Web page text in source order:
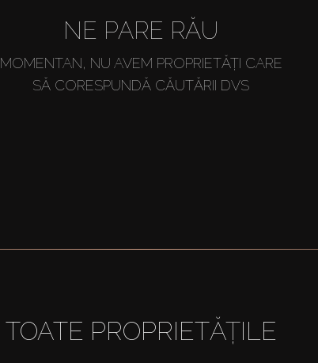
NE PARE RĂU
MOMENTAN, NU AVEM PROPRIETĂȚI CARE
SĂ CORESPUNDĂ CĂUTĂRII DVS
TOATE PROPRIETĂȚILE